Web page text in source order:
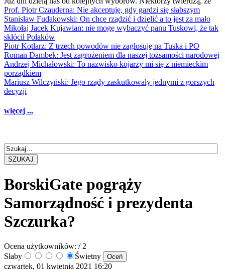
Prof. Piotr Czauderna: Nie akceptuję, gdy gardzi się słabszym
Stanisław Fudakowski: On chce rządzić i dzielić a to jest za mało
Mikołaj Jacek Kujawian: nie mogę wybaczyć panu Tuskowi, że tak
skłócił Polaków
Piotr Kotlarz: Z trzech powodów nie zagłosuję na Tuska i PO
Roman Dambek: Jest zagrożeniem dla naszej tożsamości narodowej
Andrzej Michałowski: To nazwisko kojarzy mi się z niemieckim
porządkiem
Mariusz Wilczyński: Jego rządy zaskutkowały jednymi z gorszych
decyzji
więcej ...
SZUKAJ
BorskiGate pogrąży
Samorządność i prezydenta
Szczurka?
Ocena użytkowników: / 2
Słaby
Świetny
czwartek, 01 kwietnia 2021 16:20